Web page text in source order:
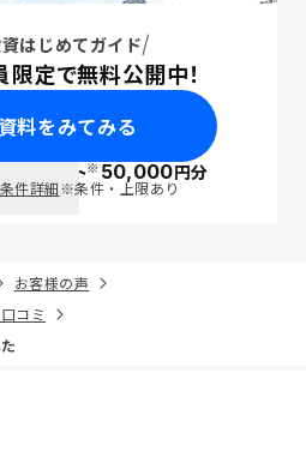
はじめてガイド
定で無料公開中！
料をみてみる
ポイント※50,000円分
件詳細※条件・上限あり
お客様の声
コミ